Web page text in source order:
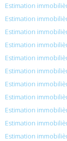
Estimation
Estimation
Estimation
Estimation
Estimation
Estimation
Estimation
Estimation
Estimation
Estimation
Estimation